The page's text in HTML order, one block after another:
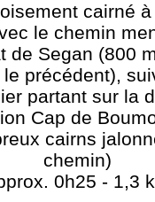
cairné
le chemin
de Segan (800
le précédent),
partant sur la
Cap de
cairns
chemin)
0h25 - 1,3